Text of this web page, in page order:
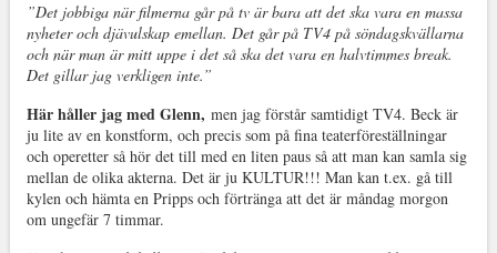
”Det jobbiga när filmerna går på tv är bara att det ska vara en massa
nyheter och djävulskap emellan. Det går på TV4 på söndagskvällarna
och när man är mitt uppe i det så ska det vara en halvtimmes break.
Det gillar jag verkligen inte.”
Här håller jag med Glenn, men jag förstår samtidigt TV4. Beck är
ju lite av en konstform, och precis som på fina teaterföreställningar
och operetter så hör det till med en liten paus så att man kan samla sig
mellan de olika akterna. Det är ju KULTUR!!! Man kan t.ex. gå till
kylen och hämta en Pripps och förtränga att det är måndag morgon
om ungefär 7 timmar.